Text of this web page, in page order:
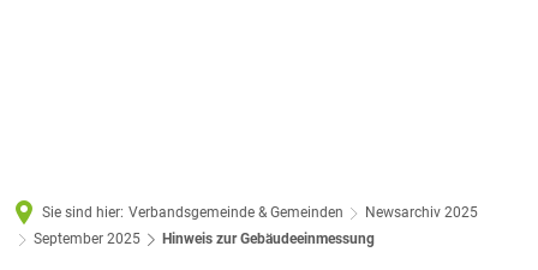
Sie sind hier: Verbandsgemeinde & Gemeinden
Newsarchiv 2025
September 2025
Hinweis zur Gebäudeeinmessung